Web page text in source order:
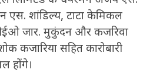
एस. शांडिल्य, टाटा केमिकल
जार. मुकुंदन और कजरिवा
कजारिया सहित कारोबारी
होंगे।